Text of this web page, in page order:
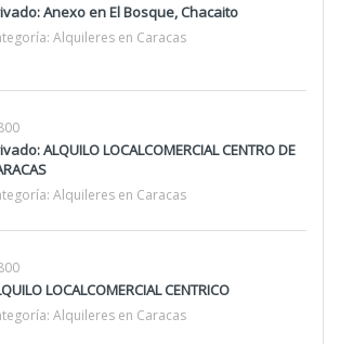
Anexo en El Bosque, Chacaito
Alquileres en Caracas
ALQUILO LOCALCOMERCIAL CENTRO DE
Alquileres en Caracas
LOCALCOMERCIAL CENTRICO
Alquileres en Caracas